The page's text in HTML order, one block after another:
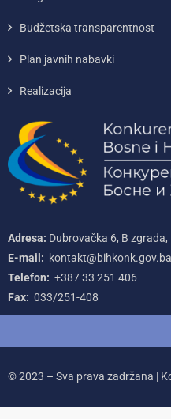
Budžetska transparentnost
Plan javnih nabavki
Realizacija
Adresa: Dubrovačka 6, B
E-mail: kontakt@bihkonk.gov.ba
Telefon: +387‌ 33‌ 251‌ 406
Fax: 033/251-408
© 2023 – Sva prava zadržana |